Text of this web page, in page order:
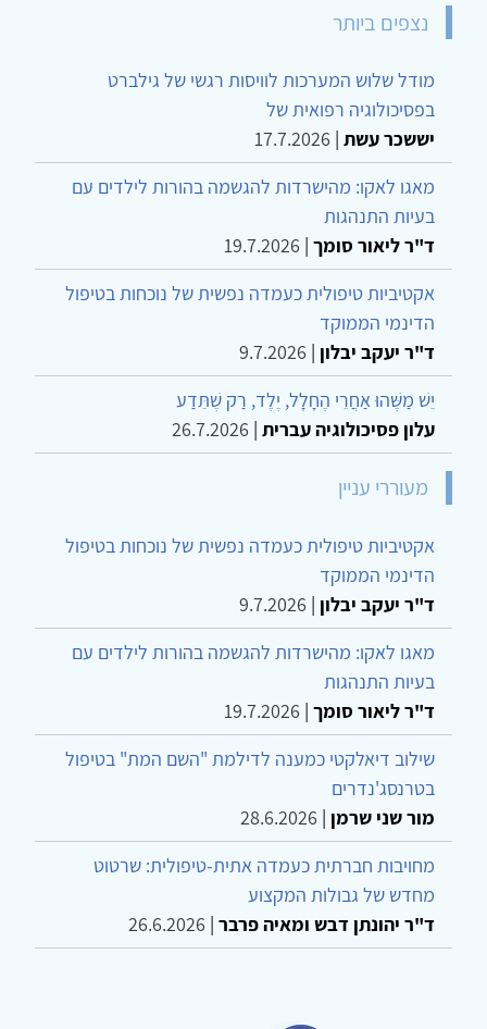
נצפים ביותר
מודל שלוש המערכות לוויסות רגשי של גילברט
בפסיכולוגיה רפואית של
יששכר עשת |
17.7.2026
מאגו לאקו: מהישרדות להגשמה בהורות לילדים עם
בעיות התנהגות
ד"ר ליאור סומך |
19.7.2026
אקטיביות טיפולית כעמדה נפשית של נוכחות בטיפול
הדינמי הממוקד
ד"ר יעקב יבלון |
9.7.2026
יֵשׁ מַשֶּׁהוּ אַחֲרֵי הֶחָלָל, יֶלֶד, רַק שֶׁתֵּדַע
עלון פסיכולוגיה עברית |
26.7.2026
מעוררי עניין
אקטיביות טיפולית כעמדה נפשית של נוכחות בטיפול
הדינמי הממוקד
ד"ר יעקב יבלון |
9.7.2026
מאגו לאקו: מהישרדות להגשמה בהורות לילדים עם
בעיות התנהגות
ד"ר ליאור סומך |
19.7.2026
שילוב דיאלקטי כמענה לדילמת "השם המת" בטיפול
בטרנסג'נדרים
מור שני שרמן |
28.6.2026
מחויבות חברתית כעמדה אתית-טיפולית: שרטוט
מחדש של גבולות המקצוע
ד"ר יהונתן דבש ומאיה פרבר |
26.6.2026